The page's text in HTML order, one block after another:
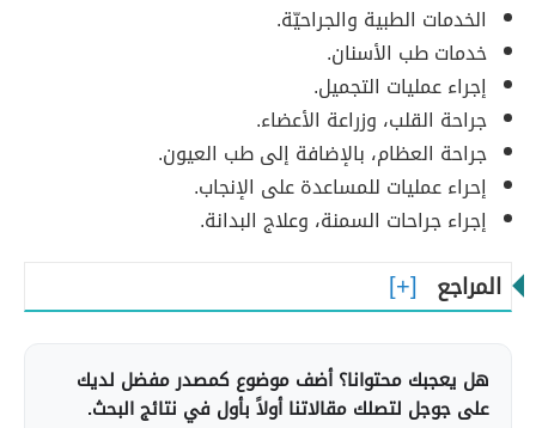
الخدمات الطبية والجراحيّة.
خدمات طب الأسنان.
إجراء عمليات التجميل.
جراحة القلب، وزراعة الأعضاء.
جراحة العظام، بالإضافة إلى طب العيون.
إحراء عمليات للمساعدة على الإنجاب.
إجراء جراحات السمنة، وعلاج البدانة.
المراجع
هل يعجبك محتوانا؟ أضف موضوع كمصدر مفضل لديك
على جوجل لتصلك مقالاتنا أولاً بأول في نتائج البحث.